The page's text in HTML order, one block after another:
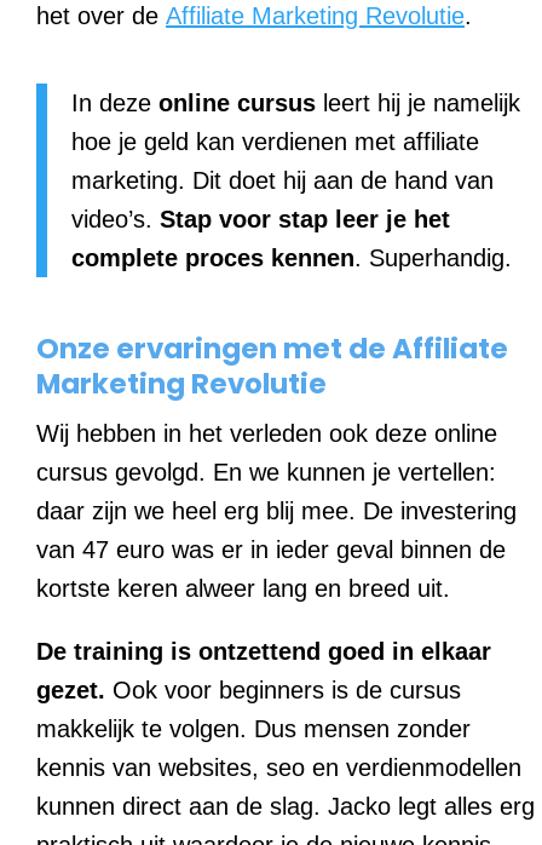
het over de Affiliate Marketing Revolutie.
In deze online cursus leert hij je namelijk
hoe je geld kan verdienen met affiliate
marketing. Dit doet hij aan de hand van
video’s. Stap voor stap leer je het
complete proces kennen. Superhandig.
Onze ervaringen met de Affiliate
Marketing Revolutie
Wij hebben in het verleden ook deze online
cursus gevolgd. En we kunnen je vertellen:
daar zijn we heel erg blij mee. De investering
van 47 euro was er in ieder geval binnen de
kortste keren alweer lang en breed uit.
De training is ontzettend goed in elkaar
gezet. Ook voor beginners is de cursus
makkelijk te volgen. Dus mensen zonder
kennis van websites, seo en verdienmodellen
kunnen direct aan de slag. Jacko legt alles erg